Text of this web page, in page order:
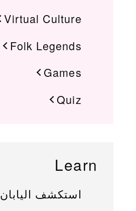
Virtual Culture
Folk Legends
Games
Quiz
Learn
استكشف اليابان